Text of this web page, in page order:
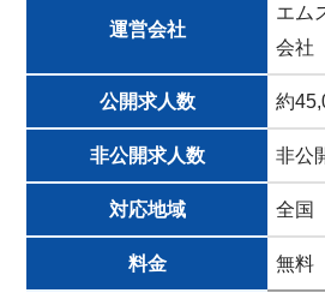
運営会社
エム
会社
公開求人数 約
非公開求人数 非公
対応地域 全国
料金 無料